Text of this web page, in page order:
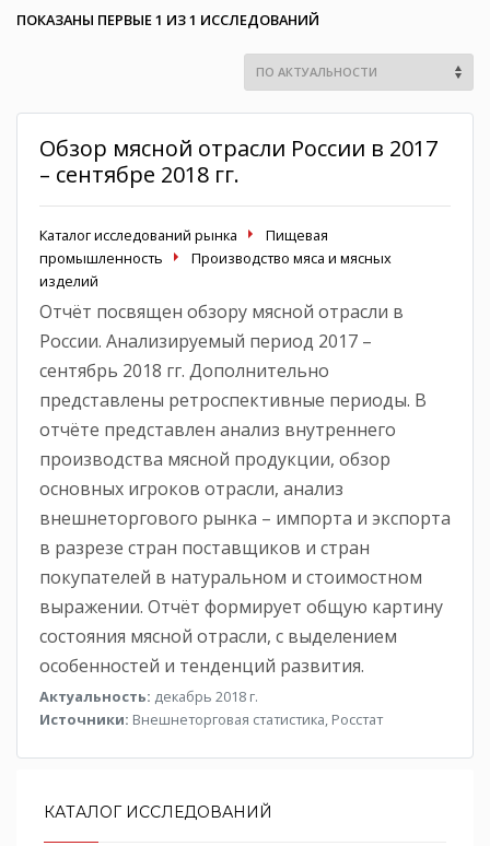
ПОКАЗАНЫ ПЕРВЫЕ 1 ИЗ 1 ИССЛЕДОВАНИЙ
Обзор мясной отрасли России в 2017
– сентябре 2018 гг.
Каталог исследований рынка
Пищевая
промышленность
Производство мяса и мясных
изделий
Отчёт посвящен обзору мясной отрасли в
России. Анализируемый период 2017 –
сентябрь 2018 гг. Дополнительно
представлены ретроспективные периоды. В
отчёте представлен анализ внутреннего
производства мясной продукции, обзор
основных игроков отрасли, анализ
внешнеторгового рынка – импорта и экспорта
в разрезе стран поставщиков и стран
покупателей в натуральном и стоимостном
выражении. Отчёт формирует общую картину
состояния мясной отрасли, с выделением
особенностей и тенденций развития.
Актуальность: декабрь 2018 г.
Источники: Внешнеторговая статистика, Росстат
КАТАЛОГ ИССЛЕДОВАНИЙ